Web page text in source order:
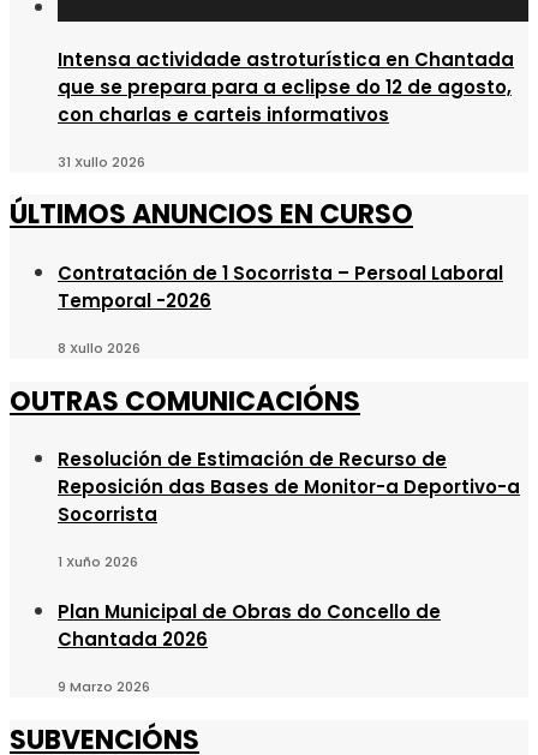
Intensa actividade astroturística en Chantada
que se prepara para a eclipse do 12 de agosto,
con charlas e carteis informativos
31 Xullo 2026
ÚLTIMOS ANUNCIOS EN CURSO
Contratación de 1 Socorrista – Persoal Laboral
Temporal -2026
8 Xullo 2026
OUTRAS COMUNICACIÓNS
Resolución de Estimación de Recurso de
Reposición das Bases de Monitor-a Deportivo-a
Socorrista
1 Xuño 2026
Plan Municipal de Obras do Concello de
Chantada 2026
9 Marzo 2026
SUBVENCIÓNS